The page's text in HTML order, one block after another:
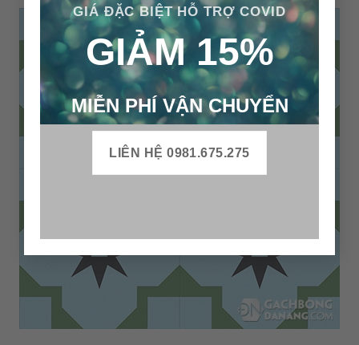
GIÁ ĐẶC BIỆT HỖ TRỢ COVID
GIẢM 15%
MIỄN PHÍ VẬN CHUYỂN
LIÊN HỆ 0981.675.275